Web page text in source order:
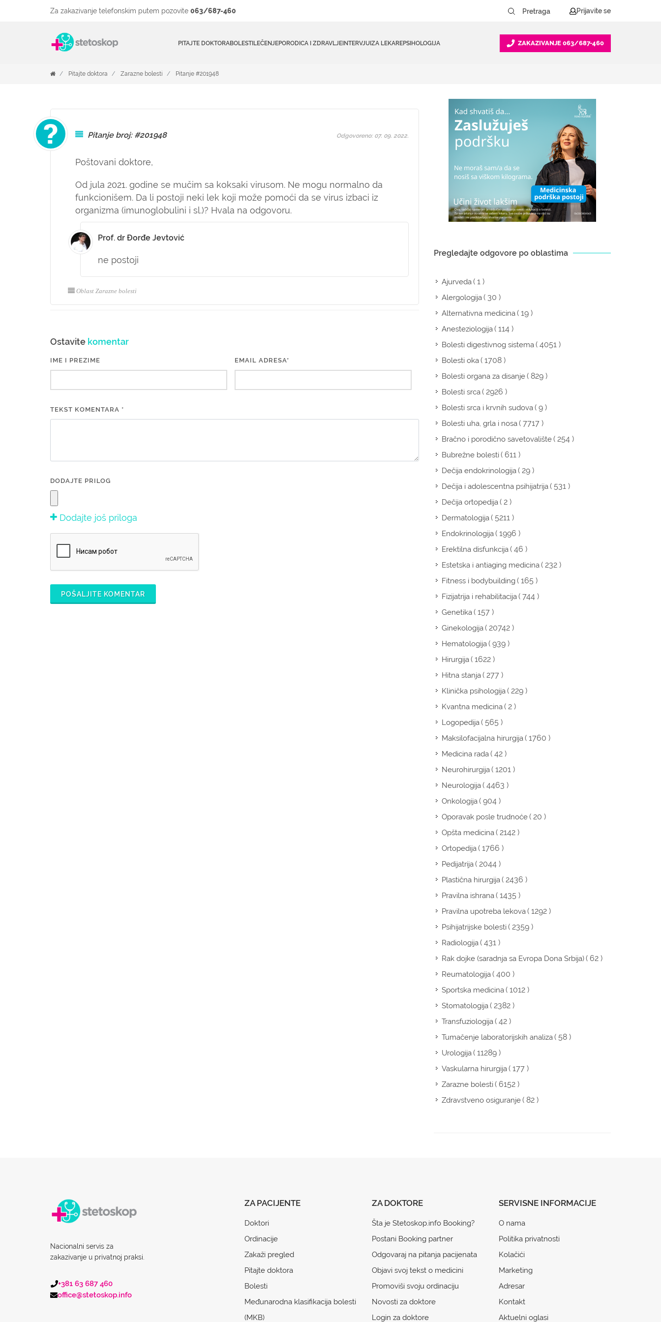
Za zakazivanje telefonskim putem pozovite 063/687-460 Prijavite se
PITAJTE DOKTORABOLESTILEČENJEPORODICA I ZDRAVLJEINTERVJUIZA LEKAREPSIHOLOGIJA ZAKAZIVANJE 063/687-460
Pitajte doktora Zarazne bolesti Pitanje #201948
Pitanje broj: #201948
Poštovani doktore,
Od jula 2021. godine se mučim sa koksaki virusom. Ne mogu normalno da
funkcionišem. Da li postoji neki lek koji može pomoći da se virus izbaci iz
organizma (imunoglobulini i sl.)? Hvala na odgovoru.
Odgovoreno: 07. 09. 2022.
Prof. dr Đorđe Jevtović
ne postoji
Oblast Zarazne bolesti
Ostavite komentar
IME I PREZIME EMAIL ADRESA*
TEKST KOMENTARA *
DODAJTE PRILOG
Dodajte još priloga
POŠALJITE KOMENTAR
Pregledajte odgovore po oblastima
Ajurveda( 1 )
Alergologija( 30 )
Alternativna medicina( 19 )
Anesteziologija( 114 )
Bolesti digestivnog sistema( 4051 )
Bolesti oka( 1708 )
Bolesti organa za disanje( 829 )
Bolesti srca( 2926 )
Bolesti srca i krvnih sudova( 9 )
Bolesti uha, grla i nosa( 7717 )
Bračno i porodično savetovalište( 254 )
Bubrežne bolesti( 611 )
Dečija endokrinologija( 29 )
Dečija i adolescentna psihijatrija( 531 )
Dečija ortopedija( 2 )
Dermatologija( 5211 )
Endokrinologija( 1996 )
Erektilna disfunkcija( 46 )
Estetska i antiaging medicina( 232 )
Fitness i bodybuilding( 165 )
Fizijatrija i rehabilitacija( 744 )
Genetika( 157 )
Ginekologija( 20742 )
Hematologija( 939 )
Hirurgija( 1622 )
Hitna stanja( 277 )
Klinička psihologija( 229 )
Kvantna medicina( 2 )
Logopedija( 565 )
Maksilofacijalna hirurgija( 1760 )
Medicina rada( 42 )
Neurohirurgija( 1201 )
Neurologija( 4463 )
Onkologija( 904 )
Oporavak posle trudnoće( 20 )
Opšta medicina( 2142 )
Ortopedija( 1766 )
Pedijatrija( 2044 )
Plastična hirurgija( 2436 )
Pravilna ishrana( 1435 )
Pravilna upotreba lekova( 1292 )
Psihijatrijske bolesti( 2359 )
Radiologija( 431 )
Rak dojke (saradnja sa Evropa Dona Srbija)( 62 )
Reumatologija( 400 )
Sportska medicina( 1012 )
Stomatologija( 2382 )
Transfuziologija( 42 )
Tumačenje laboratorijskih analiza( 58 )
Urologija( 11289 )
Vaskularna hirurgija( 177 )
Zarazne bolesti( 6152 )
Zdravstveno osiguranje( 82 )
Nacionalni servis za
zakazivanje u privatnoj praksi.
+381 63 687 460
office@stetoskop.info
ZA PACIJENTE
Doktori
Ordinacije
Zakaži pregled
Pitajte doktora
Bolesti
Međunarodna klasifikacija bolesti
(MKB)
ZA DOKTORE
Šta je Stetoskop.info Booking?
Postani Booking partner
Odgovaraj na pitanja pacijenata
Objavi svoj tekst o medicini
Promoviši svoju ordinaciju
Novosti za doktore
Login za doktore
SERVISNE INFORMACIJE
O nama
Politika privatnosti
Kolačići
Marketing
Adresar
Kontakt
Aktuelni oglasi